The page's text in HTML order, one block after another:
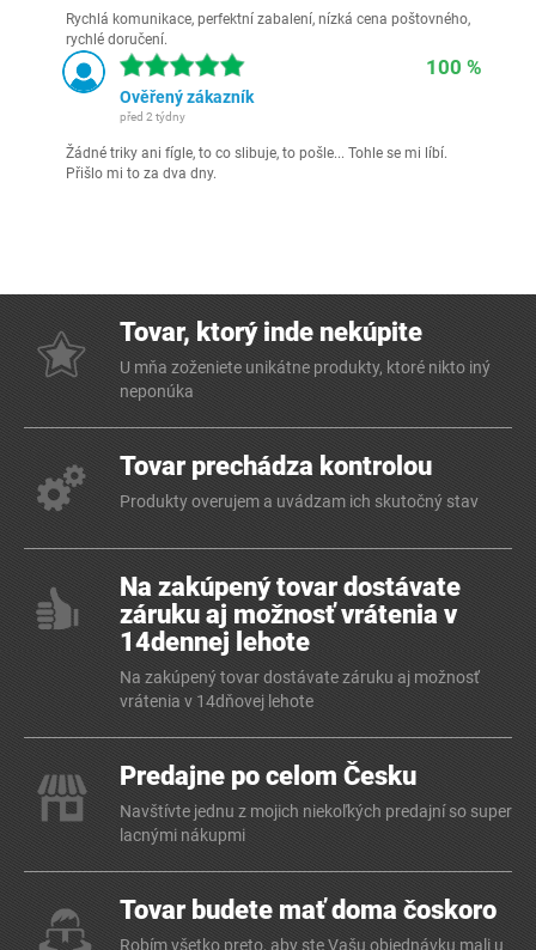
Rychlá komunikace, perfektní zabalení, nízká cena poštovného,
rychlé doručení.
100 %
Ověřený zákazník
před 2 týdny
Žádné triky ani fígle, to co slibuje, to pošle... Tohle se mi líbí.
Přišlo mi to za dva dny.
Tovar, ktorý inde nekúpite
U mňa zoženiete unikátne produkty, ktoré nikto iný
neponúka
Tovar prechádza kontrolou
Produkty overujem a uvádzam ich skutočný stav
Na zakúpený tovar dostávate
záruku aj možnosť vrátenia v
14dennej lehote
Na zakúpený tovar dostávate záruku aj možnosť
vrátenia v 14dňovej lehote
Predajne po celom Česku
Navštívte jednu z mojich niekoľkých predajní so super
lacnými nákupmi
Tovar budete mať doma čoskoro
Robím všetko preto, aby ste Vašu objednávku mali u